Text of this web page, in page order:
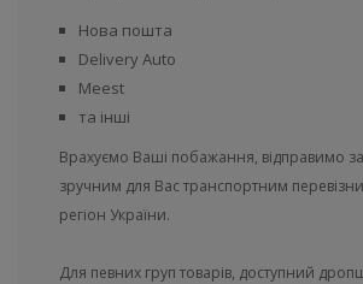
Нова пошта
Delivery Auto
Meest
та інші
Врахуємо Ваші побажання, відправимо
зручним для Вас транспортним
регіон України.
Для певних груп товарів, доступний